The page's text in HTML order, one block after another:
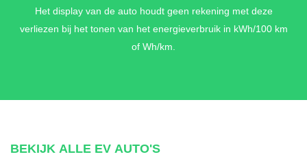
Het display van de auto houdt geen rekening met deze
verliezen bij het tonen van het energieverbruik in kWh/100 km
of Wh/km.
BEKIJK ALLE EV AUTO'S